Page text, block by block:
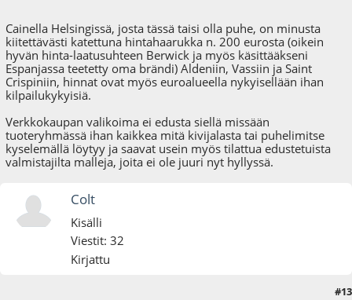
Cainella Helsingissä, josta tässä taisi olla puhe, on minusta
kiitettävästi katettuna hintahaarukka n. 200 eurosta (oikein
hyvän hinta-laatusuhteen Berwick ja myös käsittääkseni
Espanjassa teetetty oma brändi) Aldeniin, Vassiin ja Saint
Crispiniin, hinnat ovat myös euroalueella nykyisellään ihan
kilpailukykyisiä.
Verkkokaupan valikoima ei edusta siellä missään
tuoteryhmässä ihan kaikkea mitä kivijalasta tai puhelimitse
kyselemällä löytyy ja saavat usein myös tilattua edustetuista
valmistajilta malleja, joita ei ole juuri nyt hyllyssä.
Colt
Kisälli
Viestit: 32
Kirjattu
#13